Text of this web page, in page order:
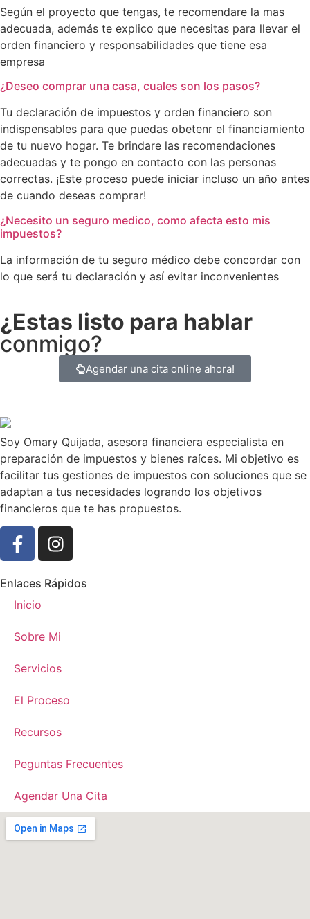
Según el proyecto que tengas, te recomendare la mas
adecuada, además te explico que necesitas para llevar el
orden financiero y responsabilidades que tiene esa
empresa
¿Deseo comprar una casa, cuales son los pasos?
Tu declaración de impuestos y orden financiero son
indispensables para que puedas obetenr el financiamiento
de tu nuevo hogar. Te brindare las recomendaciones
adecuadas y te pongo en contacto con las personas
correctas. ¡Este proceso puede iniciar incluso un año antes
de cuando deseas comprar!
¿Necesito un seguro medico, como afecta esto mis
impuestos?
La información de tu seguro médico debe concordar con
lo que será tu declaración y así evitar inconvenientes
¿Estas listo para hablar
conmigo?
Agendar una cita online ahora!
Soy Omary Quijada, asesora financiera especialista en
preparación de impuestos y bienes raíces. Mi objetivo es
facilitar tus gestiones de impuestos con soluciones que se
adaptan a tus necesidades logrando los objetivos
financieros que te has propuestos.
Enlaces Rápidos
Inicio
Sobre Mi
Servicios
El Proceso
Recursos
Peguntas Frecuentes
Agendar Una Cita